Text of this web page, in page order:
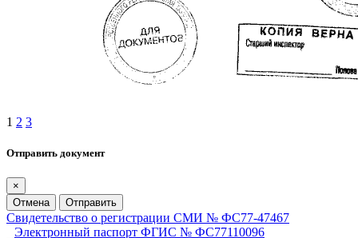
1 2 3
Отправить документ
×
Отмена
Отправить
Свидетельство о регистрации СМИ № ФС77-47467
Электронный паспорт ФГИС № ФС77110096